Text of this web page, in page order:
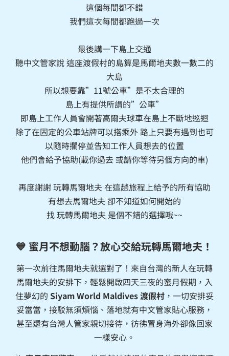
這個每間都不錯
我們這次每間都跑過一次
最後講一下島上交通
聽中文管家說 這座渡假村的島算是馬爾地夫數一數二的
大島
所以想要靠”11號公車”是不太合理的
島上有提供所謂的”公車”
即島上工作人員會開著高爾夫球車在島上不斷地巡迴
除了在固定的公車站牌可以搭乘外 路上只要有遇到也可
以隨時攔停並告知工作人員想去的位置
他們會給予協助(載你過去 或請你等待另個方向的車)
再度謝謝 玩轉馬爾地夫 在這趟旅程上給予的所有協助
有想去馬爾地夫 卻不知道如何開始的
找 玩轉馬爾地夫 是個不錯的選擇哦~~
💙 蜜月不想動腦？放心交給玩轉馬爾地夫！
第一次前往馬爾地夫就選對了！來自台灣的新人在玩轉
馬爾地夫的安排下，輕鬆開啟四天三夜的蜜月假期，入
住夢幻的 Siyam World Maldives 渡假村，一切安排妥
妥當當，接駁無須煩惱、落地就有中文管家貼心服務，
甚至還有台灣人管家親切接待，彷彿置身海外卻像回家
一樣安心。